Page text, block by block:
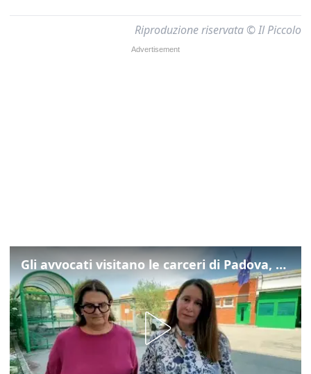
Riproduzione riservata © Il Piccolo
Gli avvocati visitano le carceri di Padova, ecco cosa hanno trovato